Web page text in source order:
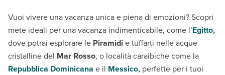
Vuoi vivere una vacanza unica e piena di emozioni? Scopri
mete ideali per una vacanza indimenticabile, come l’Egitto,
dove potrai esplorare le Piramidi e tuffarti nelle acque
cristalline del Mar Rosso, o località caraibiche come la
Repubblica Dominicana e il Messico, perfette per i tuoi